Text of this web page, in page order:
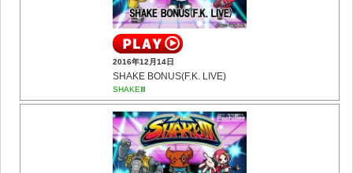
2016年12月14日
SHAKE BONUS(F.K. LIVE)
SHAKEⅢ